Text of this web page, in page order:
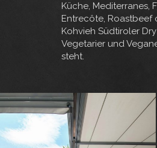
Küche, Mediterranes,
Entrecôte, Roastbeef
Kohvieh Südtiroler
Vegetarier und
steht.